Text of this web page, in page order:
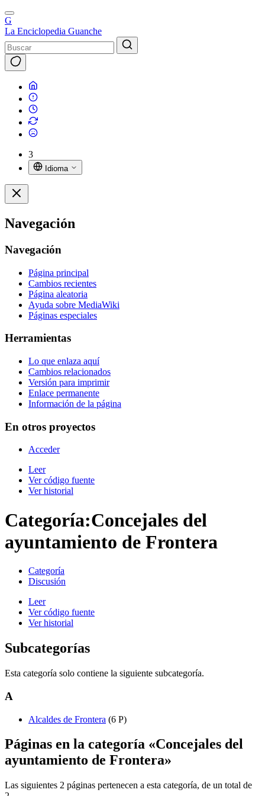
G
La Enciclopedia Guanche
3
Idioma
Navegación
Navegación
Página principal
Cambios recientes
Página aleatoria
Ayuda sobre MediaWiki
Páginas especiales
Herramientas
Lo que enlaza aquí
Cambios relacionados
Versión para imprimir
Enlace permanente
Información de la página
En otros proyectos
Acceder
Leer
Ver código fuente
Ver historial
Categoría:Concejales del
ayuntamiento de Frontera
Categoría
Discusión
Leer
Ver código fuente
Ver historial
Subcategorías
Esta categoría solo contiene la siguiente subcategoría.
A
Alcaldes de Frontera (6 P)
Páginas en la categoría «Concejales del
ayuntamiento de Frontera»
Las siguientes 2 páginas pertenecen a esta categoría, de un total de